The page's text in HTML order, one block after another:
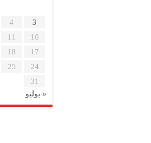
3
4
10
11
17
18
24
25
31
« يوليو